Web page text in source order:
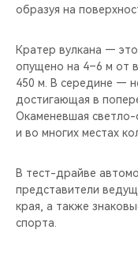
CHERY И СПОРТ
НАШИ МЕРОПРИЯТИЯ
ВИДЕООБЗОРЫ
CHERY ДЛЯ ДЕТЕЙ
образуя на
Кратер вулкана —
опущено на 4–6 м от
450 м. В середине —
достигающая в
Окаменевшая светло-
и во многих местах
В тест-драйве
представители
края, а также
спорта.